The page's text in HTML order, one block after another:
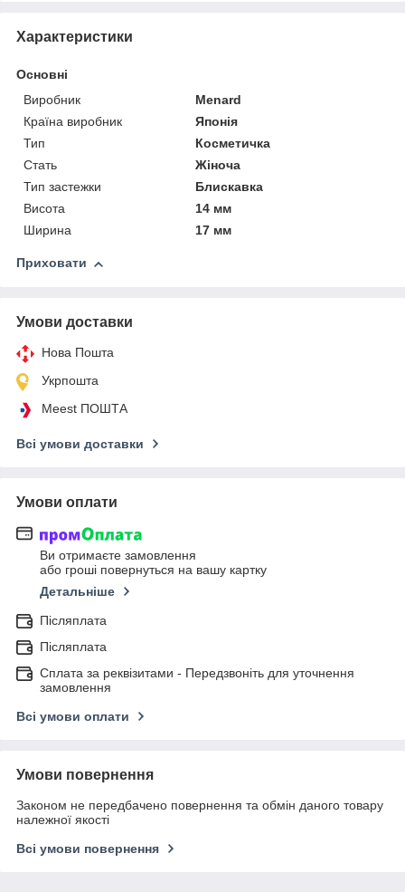
Характеристики
Основні
Виробник
Menard
Країна виробник
Японія
Тип
Косметичка
Стать
Жіноча
Тип застежки
Блискавка
Висота
14 мм
Ширина
17 мм
Приховати
Умови доставки
Нова Пошта
Укрпошта
Meest ПОШТА
Всі умови доставки
Умови оплати
Ви отримаєте замовлення
або гроші повернуться на вашу картку
Детальніше
Післяплата
Післяплата
Сплата за реквізитами - Передзвоніть для уточнення
замовлення
Всі умови оплати
Умови повернення
Законом не передбачено повернення та обмін даного товару
належної якості
Всі умови повернення